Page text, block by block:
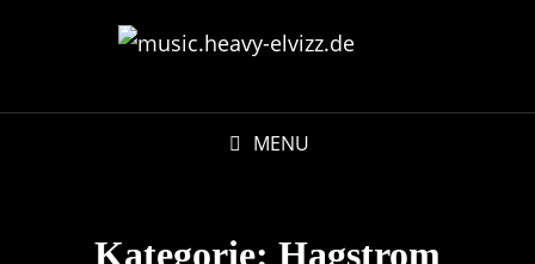
MENU
Kategorie: Hagstrom